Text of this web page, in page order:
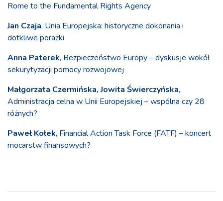
Rome to the Fundamental Rights Agency
Jan Czaja, Unia Europejska: historyczne dokonania i
dotkliwe porażki
Anna Paterek, Bezpieczeństwo Europy – dyskusje wokół
sekurytyzacji pomocy rozwojowej
Małgorzata Czermińska, Jowita Świerczyńska,
Administracja celna w Unii Europejskiej – wspólna czy 28
różnych?
Paweł Kołek, Financial Action Task Force (FATF) – koncert
mocarstw finansowych?